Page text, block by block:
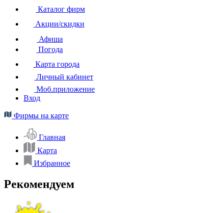
Каталог фирм
Акции/скидки
Афиша
Погода
Карта города
Личный кабинет
Моб.приложение
Вход
Фирмы на карте
Главная
Карта
Избранное
Рекомендуем